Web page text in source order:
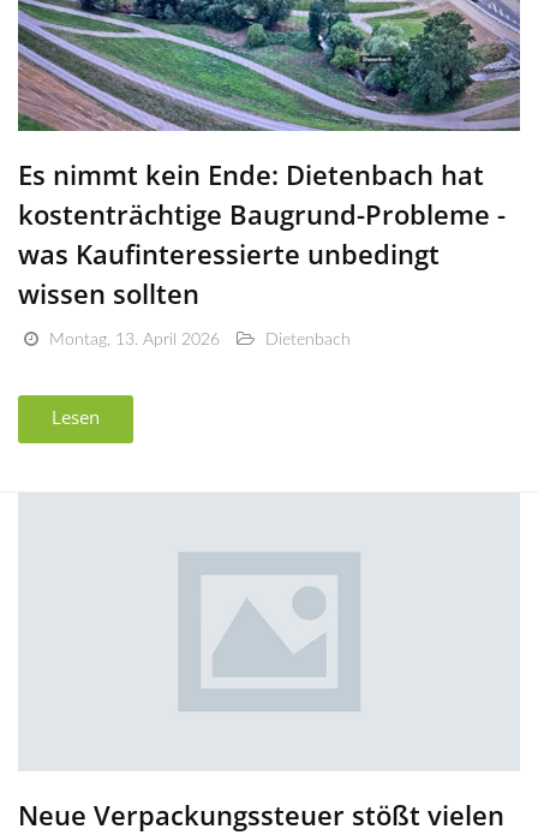
Es nimmt kein Ende: Dietenbach hat
kostenträchtige Baugrund-Probleme -
was Kaufinteressierte unbedingt
wissen sollten
Montag, 13. April 2026 Dietenbach
Lesen
Neue Verpackungssteuer stößt vielen